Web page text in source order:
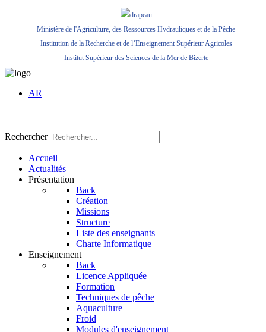
Ministère de l'Agriculture, des Ressources Hydrauliques et de la Pêche
Institution de la Recherche et de l’Enseignement Supérieur Agricoles
Institut Supérieur des Sciences de la Mer de Bizerte
AR
Rechercher
Accueil
Actualités
Présentation
Back
Création
Missions
Structure
Liste des enseignants
Charte Informatique
Enseignement
Back
Licence Appliquée
Formation
Techniques de pêche
Aquaculture
Froid
Modules d'enseignement